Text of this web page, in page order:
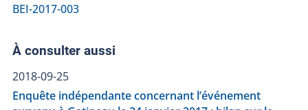
BEI-2017-003
À consulter aussi
2018-09-25
Enquête indépendante concernant l’événement